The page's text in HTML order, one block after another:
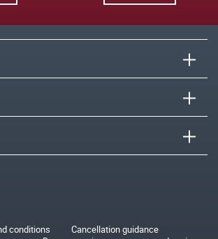
conditions
Cancellation guidance